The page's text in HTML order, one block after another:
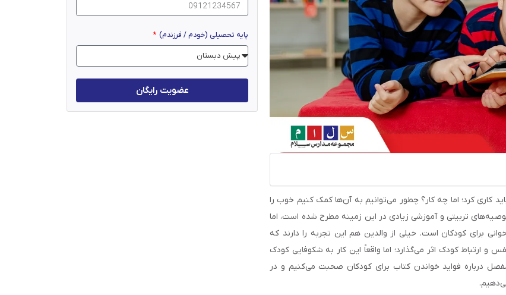
کرد؛ اما چه کار؟ چطور می‌توانیم به آن‌ها کمک کنیم خوب را
تربیتی و آموزشی زیادی در این زمینه مطرح شده است، اما
برای کودکان است. خیلی از والدین هم این تجربه را دارند که
و ارتباط کودک اثر می‌گذارد؛ اما واقعاً این کار به شکوفایی کودک
درباره فواید خواندن کتاب برای کودکان صحبت می‌کنیم و در
پایه تحصیلی (خودم / فرزندم)
عضویت رایگان